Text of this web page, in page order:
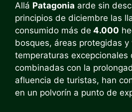
Allá Patagonia arde sin
principios de diciembre las
consumido más de 4.000
bosques, áreas protegidas y
temperaturas excepcionales
combinadas con la
afluencia de turistas, han
en un polvorín a punto de